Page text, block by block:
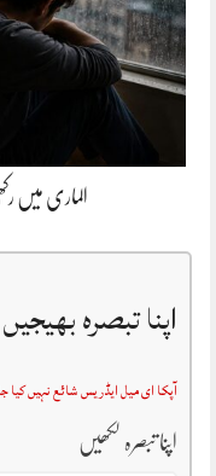
الماری میں
اپنا تبصرہ بھیجیں
آپکا ای میل ایڈریس شائع نہیں کیا
اپنا تبصرہ لکھیں